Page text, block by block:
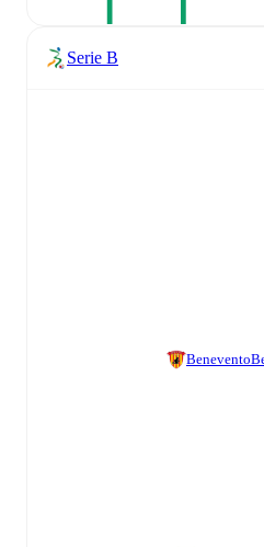
Serie B
Benevento